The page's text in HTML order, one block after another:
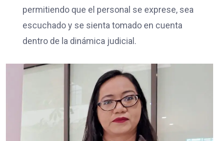
permitiendo que el personal se exprese, sea
escuchado y se sienta tomado en cuenta
dentro de la dinámica judicial.